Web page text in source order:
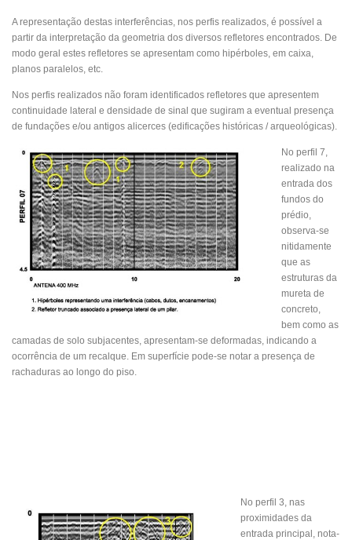
A representação destas interferências, nos perfis realizados, é possível a
partir da interpretação da geometria dos diversos refletores encontrados. De
modo geral estes refletores se apresentam como hipérboles, em caixa,
planos paralelos, etc.
Nos perfis realizados não foram identificados refletores que apresentem
continuidade lateral e densidade de sinal que sugiram a eventual presença
de fundações e/ou antigos alicerces (edificações históricas / arqueológicas).
No perfil 7,
realizado na
entrada dos
fundos do
prédio,
observa-se
nitidamente
que as
estruturas da
mureta de
concreto,
bem como as
camadas de solo subjacentes, apresentam-se deformadas, indicando a
ocorrência de um recalque. Em superfície pode-se notar a presença de
rachaduras ao longo do piso.
No perfil 3, nas
proximidades da
entrada principal, nota-